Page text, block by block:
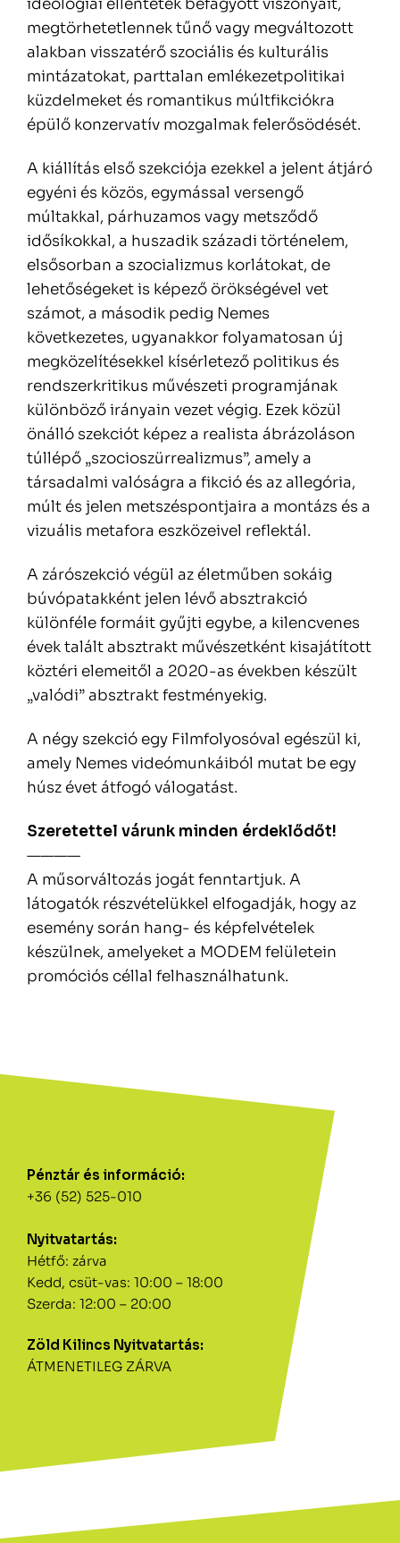
Pénztár és információ:
+36 (52) 525-010
Nyitvatartás:
Hétfő: zárva
Kedd, csüt-vas: 10:00 – 18:00
Szerda: 12:00 – 20:00
Zöld Kilincs Nyitvatartás:
ÁTMENETILEG ZÁRVA
ideológiai ellentétek befagyott viszonyait,
megtörhetetlennek tűnő vagy megváltozott
alakban visszatérő szociális és kulturális
mintázatokat, parttalan emlékezetpolitikai
küzdelmeket és romantikus múltfikciókra
épülő konzervatív mozgalmak felerősödését.
A kiállítás első szekciója ezekkel a jelent átjáró
egyéni és közös, egymással versengő
múltakkal, párhuzamos vagy metsződő
idősíkokkal, a huszadik századi történelem,
elsősorban a szocializmus korlátokat, de
lehetőségeket is képező örökségével vet
számot, a második pedig Nemes
következetes, ugyanakkor folyamatosan új
megközelítésekkel kísérletező politikus és
rendszerkritikus művészeti programjának
különböző irányain vezet végig. Ezek közül
önálló szekciót képez a realista ábrázoláson
túllépő „szocioszürrealizmus”, amely a
társadalmi valóságra a fikció és az allegória,
múlt és jelen metszéspontjaira a montázs és a
vizuális metafora eszközeivel reflektál.
A zárószekció végül az életműben sokáig
búvópatakként jelen lévő absztrakció
különféle formáit gyűjti egybe, a kilencvenes
évek talált absztrakt művészetként kisajátított
köztéri elemeitől a 2020-as években készült
„valódi” absztrakt festményekig.
A négy szekció egy Filmfolyosóval egészül ki,
amely Nemes videómunkáiból mutat be egy
húsz évet átfogó válogatást.
Szeretettel várunk minden érdeklődőt!
————
A műsorváltozás jogát fenntartjuk. A
látogatók részvételükkel elfogadják, hogy az
esemény során hang- és képfelvételek
készülnek, amelyeket a MODEM felületein
promóciós céllal felhasználhatunk.